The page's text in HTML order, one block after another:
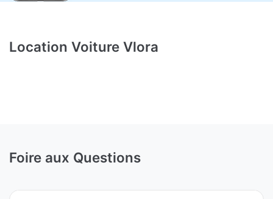
Location Voiture Vlora
Foire aux Questions